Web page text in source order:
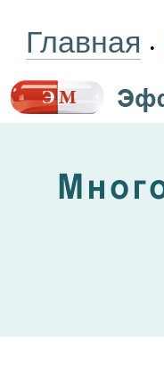
Главная •